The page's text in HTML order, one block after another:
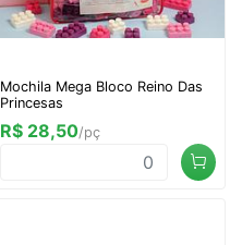
Mochila Mega Bloco Reino Das
Princesas
R$ 28,50/pç